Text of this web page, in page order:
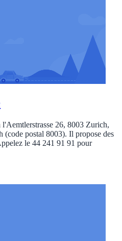
26, 8003 Zurich,
(code postal 8003). Il propose des
le 44 241 91 91 pour